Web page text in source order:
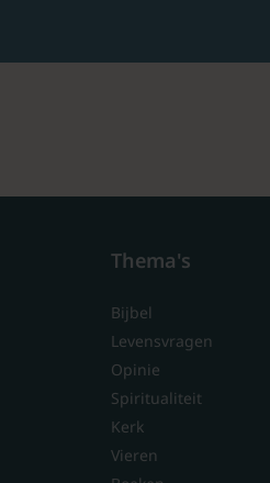
Thema's
Bijbel
Levensvragen
Opinie
Spiritualiteit
Kerk
Vieren